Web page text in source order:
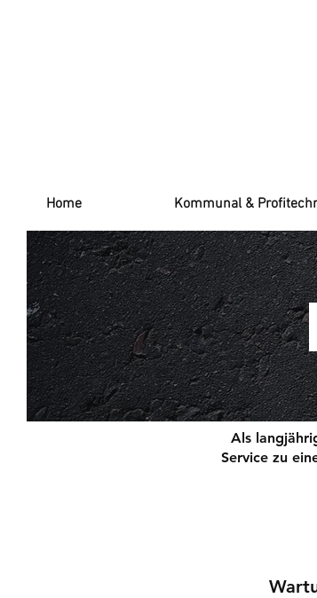
Home Kommunal &
Als
Service zu